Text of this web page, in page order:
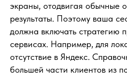
экраны, отодвигая обычные
результаты. Поэтому ваша
должна включать стратегию
сервисах. Например, для
отсутствие в Яндекс.
большей части клиентов из